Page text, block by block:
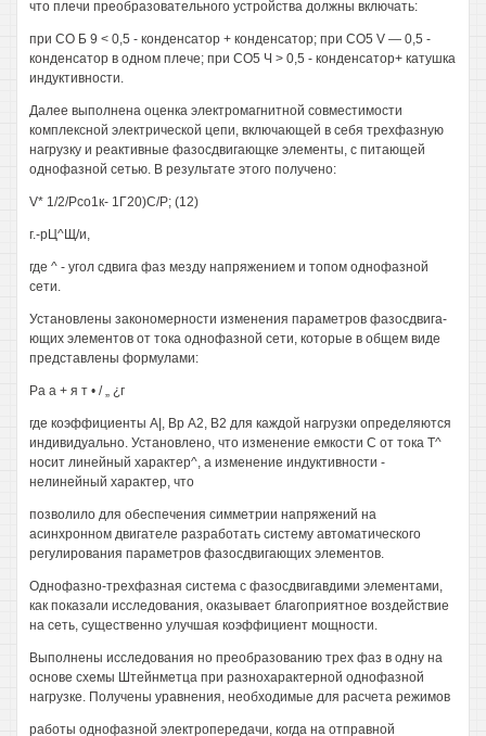
что плечи преобразовательного устройства должны включать:
при СО Б 9 < 0,5 - конденсатор + конденсатор; при СО5 V — 0,5 -
конденсатор в одном плече; при СО5 Ч > 0,5 - конденсатор+ катушка
индуктивности.
Далее выполнена оценка электромагнитной совместимости
комплексной электрической цепи, включающей в себя трехфазную
нагрузку и реактивные фазосдвигающке элементы, с питающей
однофазной сетью. В результате этого получено:
V* 1/2/Рсо1к- 1Г20)С/Р; (12)
г.-рЦ^Щ/и,
где ^ - угол сдвига фаз мезду напряжением и топом однофазной
сети.
Установлены закономерности изменения параметров фазосдвига-
ющих элементов от тока однофазной сети, которые в общем виде
представлены формулами:
Ра а + я т • / „ ¿г
где коэффициенты А|, Вр А2, В2 для каждой нагрузки определяются
индивидуально. Установлено, что изменение емкости С от тока Т^
носит линейный характер^, а изменение индуктивности -
нелинейный характер, что
позволило для обеспечения симметрии напряжений на
асинхронном двигателе разработать систему автоматического
регулирования параметров фазосдвигающих элементов.
Однофазно-трехфазная система с фазосдвигавдими элементами,
как показали исследования, оказывает благоприятное воздействие
на сеть, существенно улучшая коэффициент мощности.
Выполнены исследования но преобразованию трех фаз в одну на
основе схемы Штейнметца при разнохарактерной однофазной
нагрузке. Получены уравнения, необходимые для расчета режимов
работы однофазной электропередачи, когда на отправной